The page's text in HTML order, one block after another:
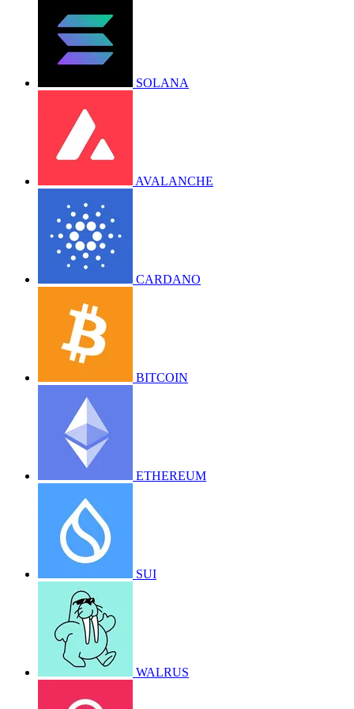
SOLANA
AVALANCHE
CARDANO
BITCOIN
ETHEREUM
SUI
WALRUS